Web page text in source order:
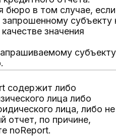
бюро в том случае, если
субъекту
значения
субъекту
содержит либо
лица либо
лица, либо не
отчет, по причине,
noReport.